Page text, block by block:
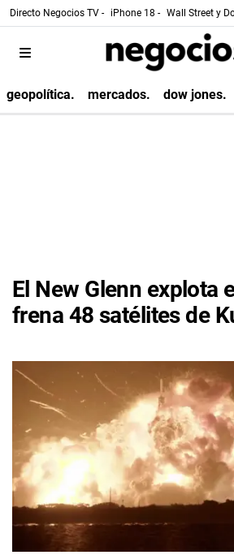
Directo Negocios TV - iPhone 18 - Wall Street y
geopolítica. mercados. dow jones.
El New Glenn explota
frena 48 satélites de